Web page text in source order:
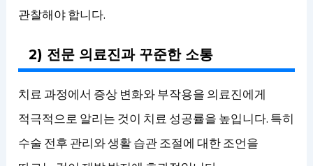
관찰해야 합니다.
2) 전문 의료진과 꾸준한 소통
치료 과정에서 증상 변화와 부작용을 의료진에게
적극적으로 알리는 것이 치료 성공률을 높입니다. 특히
수술 전후 관리와 생활 습관 조절에 대한 조언을